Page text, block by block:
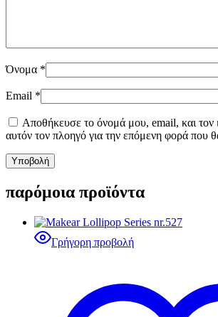
Όνομα *
Email *
Αποθήκευσε το όνομά μου, email, και τον
αυτόν τον πλοηγό για την επόμενη φορά που
παρόμοια προϊόντα
Γρήγορη προβολή